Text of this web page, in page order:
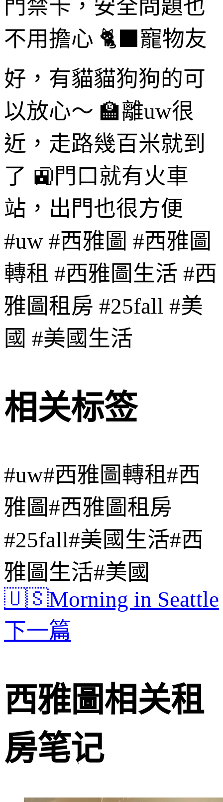
門禁卡，安全問題也
不用擔心 🐈‍⬛寵物友
好，有貓貓狗狗的可
以放心～ 🏫離uw很
近，走路幾百米就到
了 🚉門口就有火車
站，出門也很方便
#uw #西雅圖 #西雅圖
轉租 #西雅圖生活 #西
雅圖租房 #25fall #美
國 #美國生活
相关标签
#uw#西雅圖轉租#西
雅圖#西雅圖租房
#25fall#美國生活#西
雅圖生活#美國
🇺🇸Morning in Seattle
下一篇
西雅圖相关租
房笔记